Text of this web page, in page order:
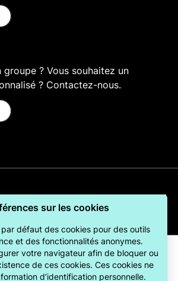
groupe ? Vous souhaitez un
? Contactez-nous.
Français
sur les cookies
défaut des cookies pour des outils
et des fonctionnalités anonymes.
votre navigateur afin de bloquer ou
de ces cookies. Ces cookies ne
d’identification personnelle.